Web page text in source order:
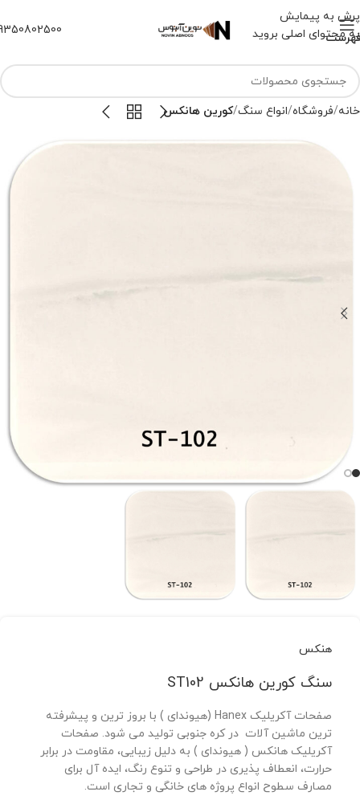
پرش به پیمایش
به محتوای اصلی بروید
خانه فروشگاه انواع سنگ کورین هانکس
هنکس
سنگ کورین هانکس ST102
صفحات آکریلیک Hanex (هیوندای ) با بروز ترین و پیشرفته
ترین ماشین آلات در کره جنوبی تولید می شود. صفحات
آکریلیک هانکس ( هیوندای ) به دلیل زیبایی، مقاومت در برابر
حرارت، انعطاف پذیری در طراحی و تنوع رنگ، ایده آل برای
مصارف سطوح انواع پروژه های خانگی و تجاری است.